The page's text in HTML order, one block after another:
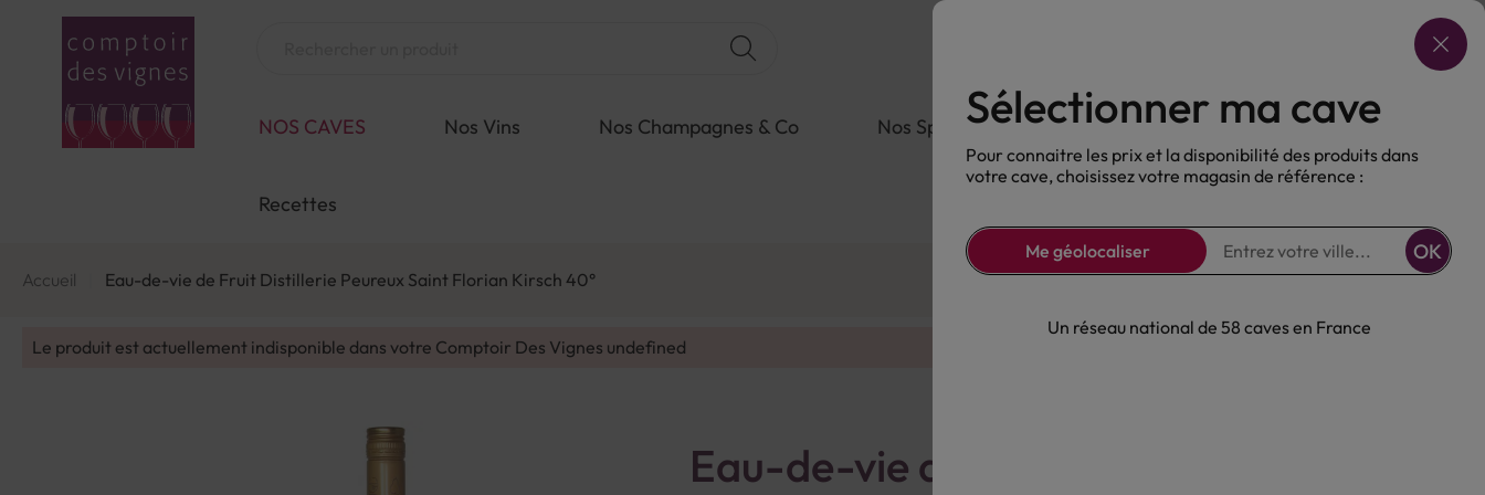
Choisir ma cave
NOS CAVES Nos Vins Nos Champagnes & Co Nos Spiritueux Nos Bières Sans alcool
Recettes
Accueil Eau-de-vie de Fruit Distillerie Peureux Saint Florian Kirsch 40°
Le produit est actuellement indisponible dans votre Comptoir Des Vignes undefined
Eau-de-vie de Fruit Distillerie
Sélectionner ma cave
Pour connaitre les prix et la disponibilité des produits dans
votre cave, choisissez votre magasin de référence :
Me géolocaliser OK
Un réseau national de 58 caves en France